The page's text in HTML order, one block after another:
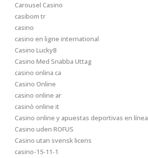
Carousel Casino
casibom tr
casino
casino en ligne international
Casino Lucky8
Casino Med Snabba Uttag
casino onlina ca
Casino Online
casino online ar
casinò online it
Casino online y apuestas deportivas en línea
Casino uden ROFUS
Casino utan svensk licens
casino-15-11-1